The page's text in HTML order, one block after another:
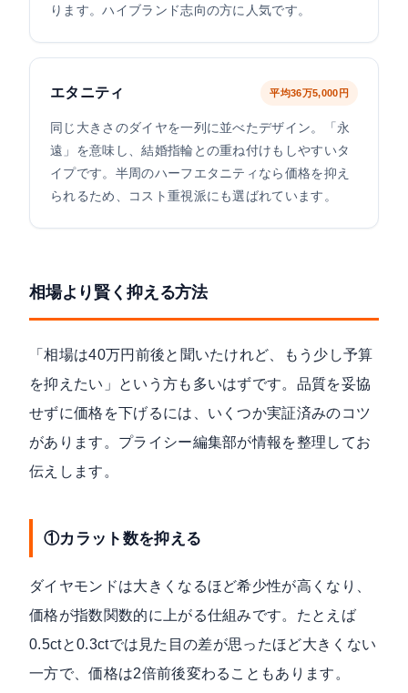
ります。ハイブランド志向の方に人気です。
エタニティ 平均36万5,000円
同じ大きさのダイヤを一列に並べたデザイン。「永
遠」を意味し、結婚指輪との重ね付けもしやすいタ
イプです。半周のハーフエタニティなら価格を抑え
られるため、コスト重視派にも選ばれています。
相場より賢く抑える方法
「相場は40万円前後と聞いたけれど、もう少し予算
を抑えたい」という方も多いはずです。品質を妥協
せずに価格を下げるには、いくつか実証済みのコツ
があります。プライシー編集部が情報を整理してお
伝えします。
①カラット数を抑える
ダイヤモンドは大きくなるほど希少性が高くなり、
価格が指数関数的に上がる仕組みです。たとえば
0.5ctと0.3ctでは見た目の差が思ったほど大きくない
一方で、価格は2倍前後変わることもあります。